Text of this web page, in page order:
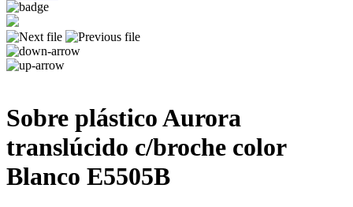
Sobre plástico Aurora
translúcido c/broche color
Blanco E5505B